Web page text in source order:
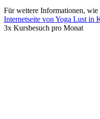
Für weitere Informationen,
Internetseite von Yoga Lust in
3x Kursbesuch pro Monat